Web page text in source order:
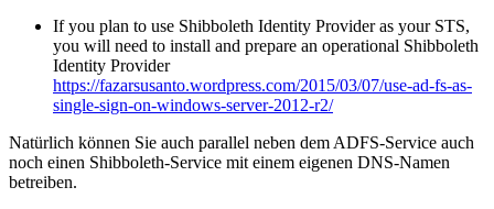
If you plan to use Shibboleth Identity Provider as your STS,
you will need to install and prepare an operational Shibboleth
Identity Provider
https://fazarsusanto.wordpress.com/2015/03/07/use-ad-fs-as-
single-sign-on-windows-server-2012-r2/
Natürlich können Sie auch parallel neben dem ADFS-Service auch
noch einen Shibboleth-Service mit einem eigenen DNS-Namen
betreiben.